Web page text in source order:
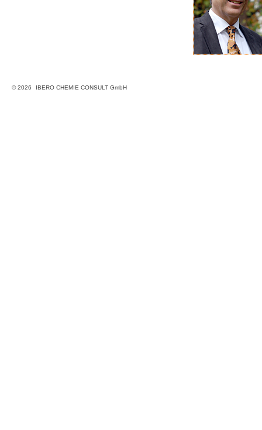
© 2026 IBERO CHEMIE CONSULT GmbH